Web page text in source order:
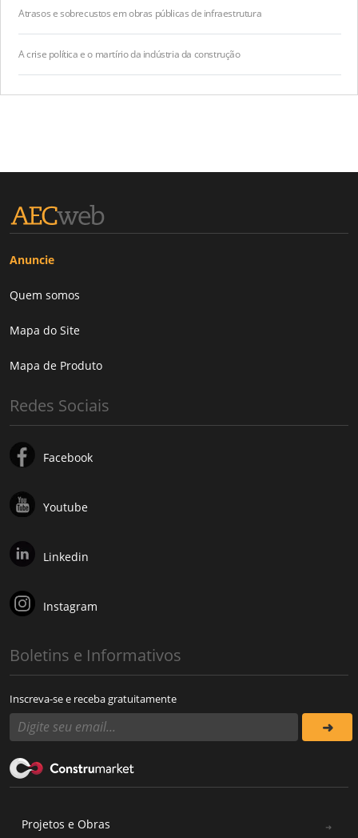
Atrasos e sobrecustos em obras públicas de infraestrutura
A crise política e o martírio da indústria da construção
Anuncie
Quem somos
Mapa do Site
Mapa de Produto
Redes Sociais
Facebook
Youtube
Linkedin
Instagram
Boletins e Informativos
Inscreva-se e receba gratuitamente
Projetos e Obras